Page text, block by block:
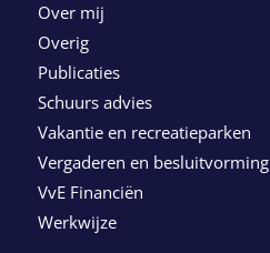
Over mij
Overig
Publicaties
Schuurs advies
Vakantie en recreatieparken
Vergaderen en besluitvorming
VvE Financiën
Werkwijze